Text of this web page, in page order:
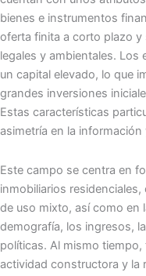
bienes e instrumentos
oferta finita a corto plazo y
legales y ambientales.
un capital elevado, lo que
grandes inversiones
Estas características
asimetría en la
Este campo se centra en
inmobiliarios
de uso mixto, así como en
demografía, los ingresos,
políticas. Al mismo tiempo,
actividad constructora y la